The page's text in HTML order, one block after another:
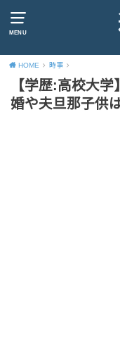
MENU
HOME 時事
【学歴:高校大
婚や夫旦那子供